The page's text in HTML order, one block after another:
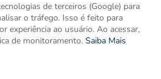
de terceiros (Google) para
o tráfego. Isso é feito para
experiência ao usuário. Ao acessar,
de monitoramento. Saiba Mais